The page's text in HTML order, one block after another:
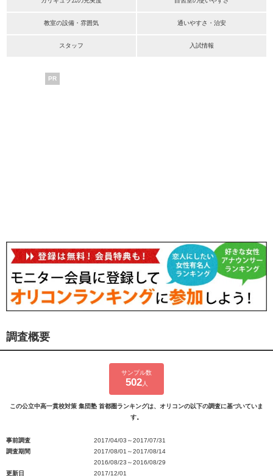
教室の設備・雰囲気 通いやすさ・治安
スタッフ 入試情報
PR
調査概要
サンプル数
502人
この公立中高一貫校対策 集団塾 首都圏ランキングは、オリコンの以下の調査に基づいていま
す。
事前調査
2017/04/03～2017/07/31
調査期間
2017/08/01～2017/08/14
2016/08/23～2016/08/29
更新日
2017/12/01